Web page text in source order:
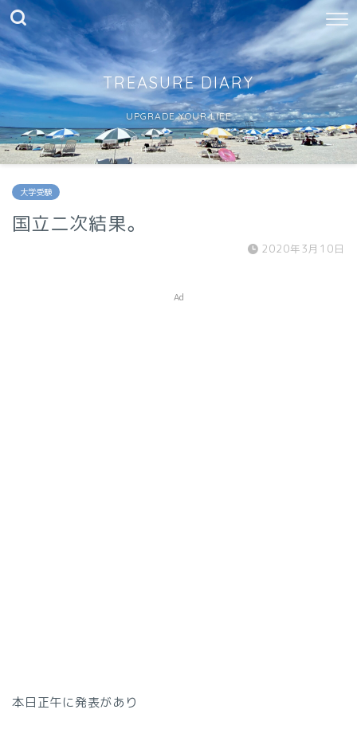
TREASURE DIARY
UPGRADE YOUR LIFE
大学受験
国立二次結果。
2020年3月10日
Ad
本日正午に発表があり